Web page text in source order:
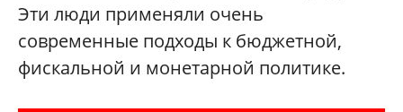
Эти люди применяли очень
современные подходы к бюджетной,
фискальной и монетарной политике.